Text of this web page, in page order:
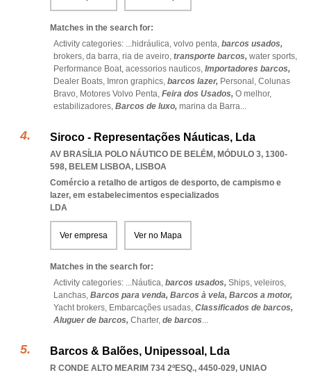
Matches in the search for:
Activity categories: ...hidráulica, volvo penta, barcos usados,
brokers, da barra, ria de aveiro, transporte barcos, water sports,
Performance Boat, acessorios nauticos, Importadores barcos,
Dealer Boats, Imron graphics, barcos lazer, Personal, Colunas
Bravo, Motores Volvo Penta, Feira dos Usados, O melhor,
estabilizadores, Barcos de luxo, marina da Barra...
Siroco - Representações Náuticas, Lda
AV BRASÍLIA POLO NÁUTICO DE BELÉM, MÓDULO 3, 1300-
598, BELEM LISBOA, LISBOA
Comércio a retalho de artigos de desporto, de campismo e
lazer, em estabelecimentos especializados
LDA
Ver empresa Ver no Mapa
Matches in the search for:
Activity categories: ...Náutica, barcos usados, Ships, veleiros,
Lanchas, Barcos para venda, Barcos à vela, Barcos a motor,
Yacht brokers, Embarcações usadas, Classificados de barcos,
Aluguer de barcos, Charter, de barcos...
Barcos & Balões, Unipessoal, Lda
R CONDE ALTO MEARIM 734 2ºESQ., 4450-029, UNIAO